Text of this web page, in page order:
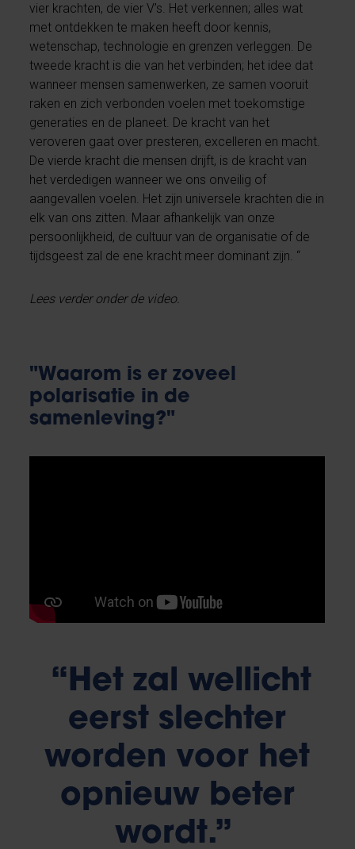
vier krachten, de vier V’s. Het verkennen; alles wat
met ontdekken te maken heeft door kennis,
wetenschap, technologie en grenzen verleggen. De
tweede kracht is die van het verbinden; het idee dat
wanneer mensen samenwerken, ze samen vooruit
raken en zich verbonden voelen met toekomstige
generaties en de planeet. De kracht van het
veroveren gaat over presteren, excelleren en macht.
De vierde kracht die mensen drijft, is de kracht van
het verdedigen wanneer we ons onveilig of
aangevallen voelen. Het zijn universele krachten die in
elk van ons zitten. Maar afhankelijk van onze
persoonlijkheid, de cultuur van de organisatie of de
tijdsgeest zal de ene kracht meer dominant zijn. “
Lees verder onder de video.
"Waarom is er zoveel
polarisatie in de
samenleving?"
“Het zal wellicht
eerst slechter
worden voor het
opnieuw beter
wordt.”